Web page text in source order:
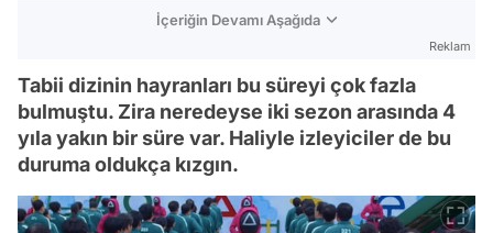
İçeriğin Devamı Aşağıda
Reklam
Tabii dizinin hayranları bu süreyi çok fazla
bulmuştu. Zira neredeyse iki sezon arasında 4
yıla yakın bir süre var. Haliyle izleyiciler de bu
duruma oldukça kızgın.